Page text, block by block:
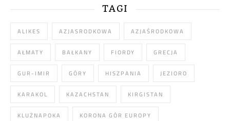
TAGI
ALIKES AZJASRODKOWA AZJAŚRODKOWA
AŁMATY BAŁKANY FIORDY GRECJA
GUR-IMIR GÓRY HISZPANIA JEZIORO
KARAKOL KAZACHSTAN KIRGISTAN
KLUŻNAPOKA KORONA GÓR EUROPY